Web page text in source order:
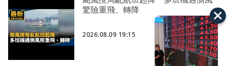
驚險重飛、轉降
2026.08.09 19:15